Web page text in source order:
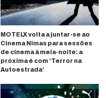
MOTELX volta a juntar-se ao
Cinema Nimas para sessões
de cinema à meia-noite: a
próxima é com ‘Terror na
Autoestrada’